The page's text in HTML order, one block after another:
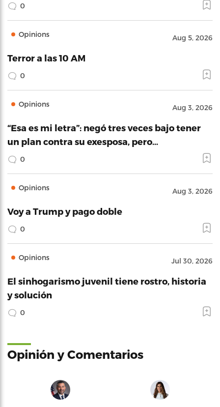
0
Opinions Aug 5, 2026
Terror a las 10 AM
0
Opinions Aug 3, 2026
“Esa es mi letra”: negó tres veces bajo tener
un plan contra su exesposa, pero…
0
Opinions Aug 3, 2026
Voy a Trump y pago doble
0
Opinions Jul 30, 2026
El sinhogarismo juvenil tiene rostro, historia
y solución
0
Opinión y Comentarios